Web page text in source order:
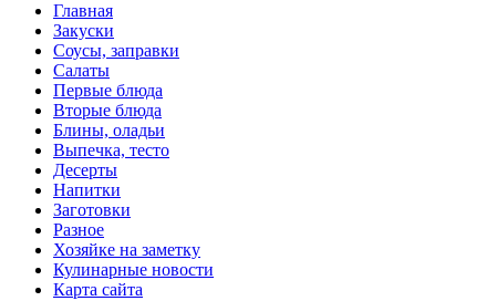
Главная
Закуски
Соусы, заправки
Салаты
Первые блюда
Вторые блюда
Блины, оладьи
Выпечка, тесто
Десерты
Напитки
Заготовки
Разное
Хозяйке на заметку
Кулинарные новости
Карта сайта